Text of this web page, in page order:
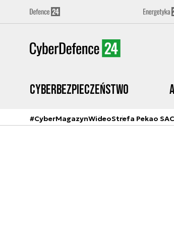
Cyberbezpieczeństwo
#CyberMagazynWideoStrefa Pekao SA